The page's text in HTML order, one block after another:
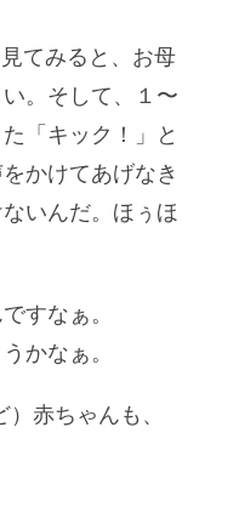
てみると、お母
。そして、１〜
「キック！」と
かけてあげなき
いんだ。ほぅほ
すなぁ。
かなぁ。
赤ちゃんも、